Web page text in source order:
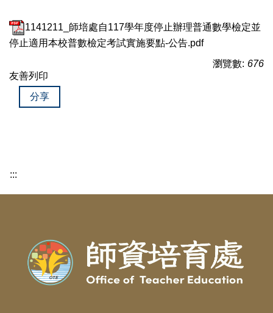
1141211_師培處自117學年度停止辦理普通數學檢定並
停止適用本校普數檢定考試實施要點-公告.pdf
瀏覽數: 676
友善列印
分享
:::